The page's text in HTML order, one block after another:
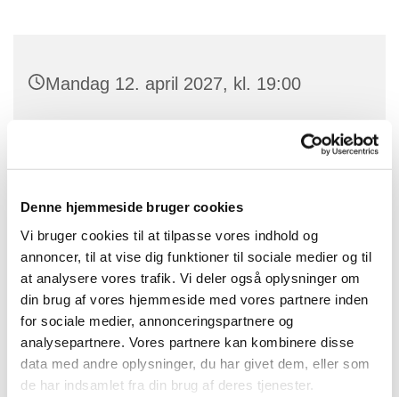
Denne hjemmeside bruger cookies
Vi bruger cookies til at tilpasse vores indhold og
annoncer, til at vise dig funktioner til sociale medier og til
at analysere vores trafik. Vi deler også oplysninger om
din brug af vores hjemmeside med vores partnere inden
for sociale medier, annonceringspartnere og
analysepartnere. Vores partnere kan kombinere disse
data med andre oplysninger, du har givet dem, eller som
de har indsamlet fra din brug af deres tjenester.
Mandag 12. april 2027, kl. 19:00
Skt. Jørgens Kirke, Parkvej 101, 4700
Koret Grateful Gospel øver hver mandag hos os i Skt.
Jørgens Kirke. Du er også velkommen! Du skal kunne
synge, men der er ikke nogen optagelsesprøve. Der er
et deltagergebyr, men første gang du deltager er gratis
og uforpligtende.
Kontakt korleder Stefan Ægidius på